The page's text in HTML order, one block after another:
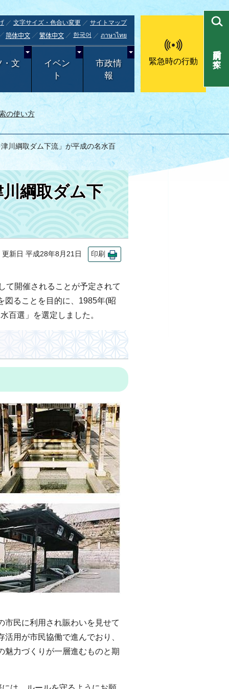
文字サイズ・色合い変更
サイトマップ
简体中文
繁体中文 한국어 ภาษาไทย
・文
イベン
ト
市政情
報
緊急時の行動
の使い方
目的別で探す
川綱取ダム下流」が平成の名水百
綱取ダム下
日 平成28年8月21日 印刷
て開催されることが予定されて
図ることを目的に、1985年(昭
百選」を選定しました。
市民に利用され賑わいを見せて
用が市民協働で進んでおり、
魅力づくりが一層進むものと期